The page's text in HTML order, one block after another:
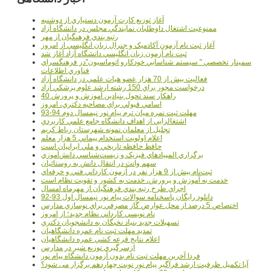
آغاز توزيع کارت آزمون دستياري از دوشنبه
ممنوعيت اشتغال داوطلبان نمايندگي مجلس در دانشگاه آزاد
رتبه بندي فرهنگيان از مهر
آغاز ثبت نام آزمون آکادميک و جنرال زبان انگليسي از امروز
ثبت نام آزمون زبان انگليسي دانشگاه آزاد آغاز شد
سمينار تخصصي " سيستم شناسايي خودکارو اتوماسيون"در فرهنگسراي
فناوري اطلاعات
فعاليت بيش از 70 هزار عضو هيات علمي در دانشگاه آزاد
درخواست مجوز براي 150 رشته ارشد علوم پزشکي آزاد
40 راهکار سند تحول بنيادين آموزش و پرورش
اسامي قبولي براي مصاحبه دکتري، امروز
مهلت ثبت نمره میان ترم پیام نور نیمسال دوم 94-93
اشتغالزايي از اهداف دانشگاه جامع علمي کاربردي
تجليل از معلمان نمونه شهرستان رباط کريم
اعلام اولويت استخدام پيماني 5 هزار معلم
حافظ حافظه تاريخي و ملي ايرانيان است
برگزاري المپيادهاي فيزيک و زيست‌شناسي دانش‌آموزي
سهم وانت در انتقال دانش به روستائيان
ثبت‌نام بيش از 9 هزار نفر در آزمون کارداني فني و حرفه‌اي
خدمت به آموزش و پرورش، خدمت به کشور و تقويت نظام است
اجراي طرح رتبه بندي فرهنگيان از مهرماه امسال
دانلود رایگان پاسخنامه سوالات پیام نور نیمسال اول 93-92
اختصاص 5 درصد از محل عوارض گاز مصرفي براي نوسازي مدارس
نام نويسي کارداني نظام جديد؛ از امروز
تسهيلات جديد بنياد نخبگان به دانشجويان دکتري
تمديد مهلت ثبت نام عمره دانشگاهيان
اعلام نتايج قرعه کشي عمره دانشگاهيان
ازسرگيري توزيع شير در مدارس
فردا آخرین مهلت ثبت نام بدون آزمون دانشگاه پیام نور
آیا تکمیل ظرفیت ارشد فراگیر پیام نور نوبت چهاردهم برگزار می شود؟